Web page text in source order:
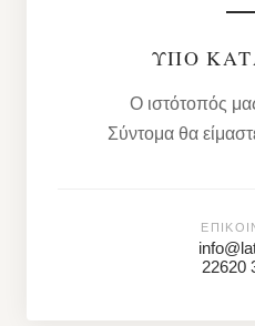
ΥΠΌ
Ο ιστότοπός
Σύντομα θα
22620